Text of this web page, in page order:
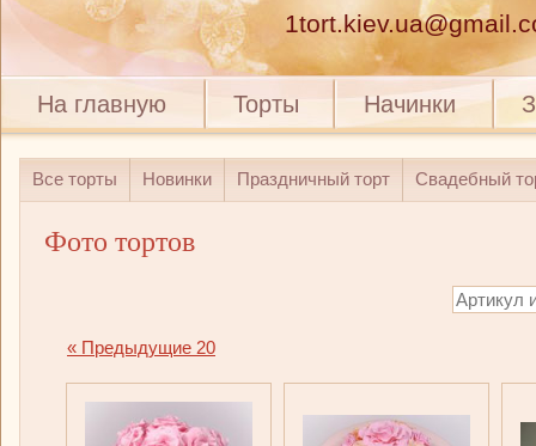
На главную Торты Начинки
Все торты Новинки Праздничный торт Свадебный
Фото тортов
« Предыдущие 20